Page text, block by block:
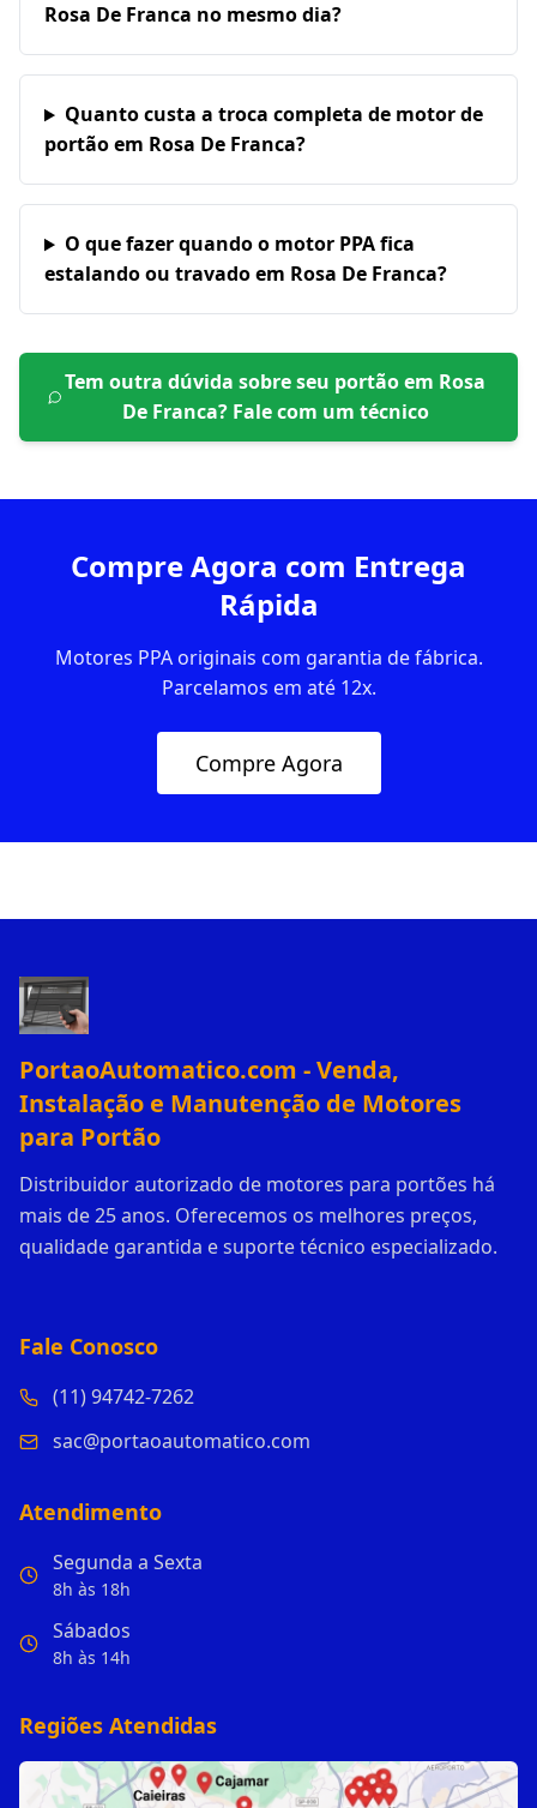
Rosa De Franca no mesmo dia?
Quanto custa a troca completa de motor de
portão em Rosa De Franca?
O que fazer quando o motor PPA fica
estalando ou travado em Rosa De Franca?
Tem outra dúvida sobre seu portão em Rosa
De Franca? Fale com um técnico
Compre Agora com Entrega
Rápida
Motores PPA originais com garantia de fábrica.
Parcelamos em até 12x.
Compre Agora
PortaoAutomatico.com - Venda,
Instalação e Manutenção de Motores
para Portão
Distribuidor autorizado de motores para portões há
mais de 25 anos. Oferecemos os melhores preços,
qualidade garantida e suporte técnico especializado.
Fale Conosco
(11) 94742-7262
sac@portaoautomatico.com
Atendimento
Segunda a Sexta
8h às 18h
Sábados
8h às 14h
Regiões Atendidas